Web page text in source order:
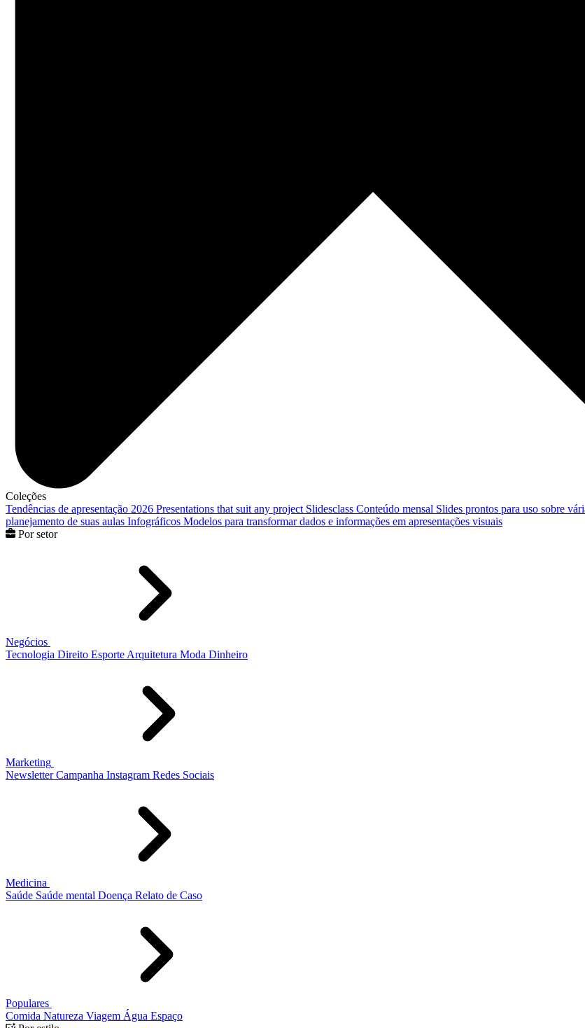
Coleções
Tendências de apresentação 2026 Presentations that suit any project Slidesclass Conteúdo mensal Slides prontos para uso sobre
planejamento de suas aulas Infográficos Modelos para transformar dados e informações em apresentações visuais
Por setor
Negócios
Tecnologia Direito Esporte Arquitetura Moda Dinheiro
Marketing
Newsletter Campanha Instagram Redes Sociais
Medicina
Saúde Saúde mental Doença Relato de Caso
Populares
Comida Natureza Viagem Água Espaço